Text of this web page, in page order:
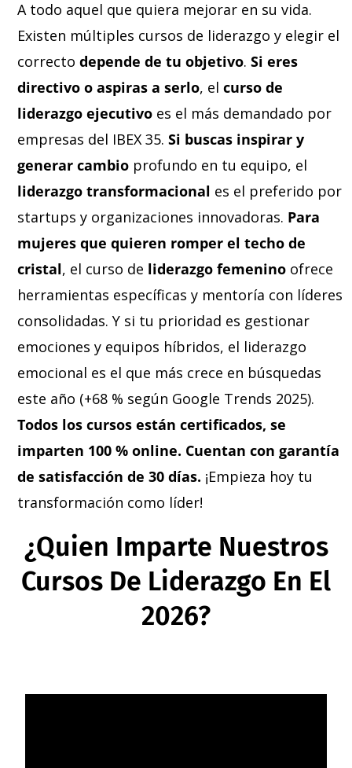
A todo aquel que quiera mejorar en su vida.
Existen múltiples cursos de liderazgo y elegir el
correcto depende de tu objetivo. Si eres
directivo o aspiras a serlo, el curso de
liderazgo ejecutivo es el más demandado por
empresas del IBEX 35. Si buscas inspirar y
generar cambio profundo en tu equipo, el
liderazgo transformacional es el preferido por
startups y organizaciones innovadoras. Para
mujeres que quieren romper el techo de
cristal, el curso de liderazgo femenino ofrece
herramientas específicas y mentoría con líderes
consolidadas. Y si tu prioridad es gestionar
emociones y equipos híbridos, el liderazgo
emocional es el que más crece en búsquedas
este año (+68 % según Google Trends 2025).
Todos los cursos están certificados, se
imparten 100 % online. Cuentan con garantía
de satisfacción de 30 días. ¡Empieza hoy tu
transformación como líder!
¿Quien Imparte Nuestros
Cursos De Liderazgo En El
2026?